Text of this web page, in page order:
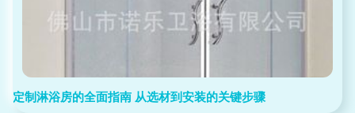
定制淋浴房的全面指南 从选材到安装的关键步骤